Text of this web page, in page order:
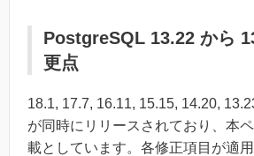
PostgreSQL 13.22 から
更点
18.1, 17.7, 16.11, 15.15, 14.20,
が同時にリリースされており、本
載としています。各修正項目が適